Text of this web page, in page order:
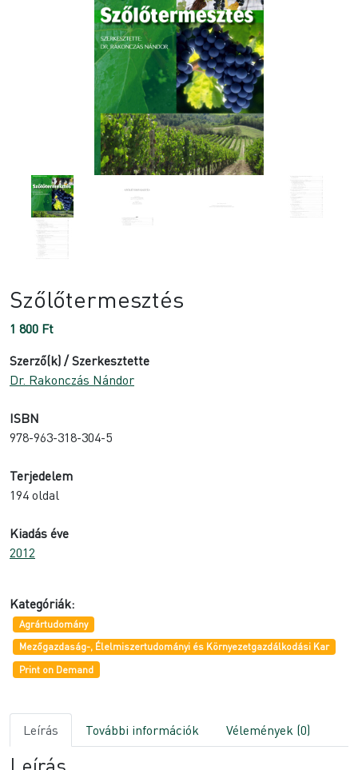
Szőlőtermesztés
1 800 Ft
Szerző(k) / Szerkesztette
Dr. Rakonczás Nándor
ISBN
978-963-318-304-5
Terjedelem
194 oldal
Kiadás éve
2012
Kategóriák:
Agrártudomány
Mezőgazdaság-, Élelmiszertudományi és Környezetgazdálkodási Kar
Print on Demand
Leírás További információk Vélemények (0)